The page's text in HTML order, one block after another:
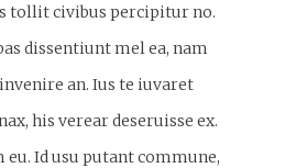
tollit civibus percipitur no.
dissentiunt mel ea, nam
an. Ius te iuvaret
his verear deseruisse ex.
Id usu putant commune,